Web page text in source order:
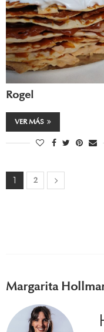
Rogel
VER MÁS
1 2
Margarita